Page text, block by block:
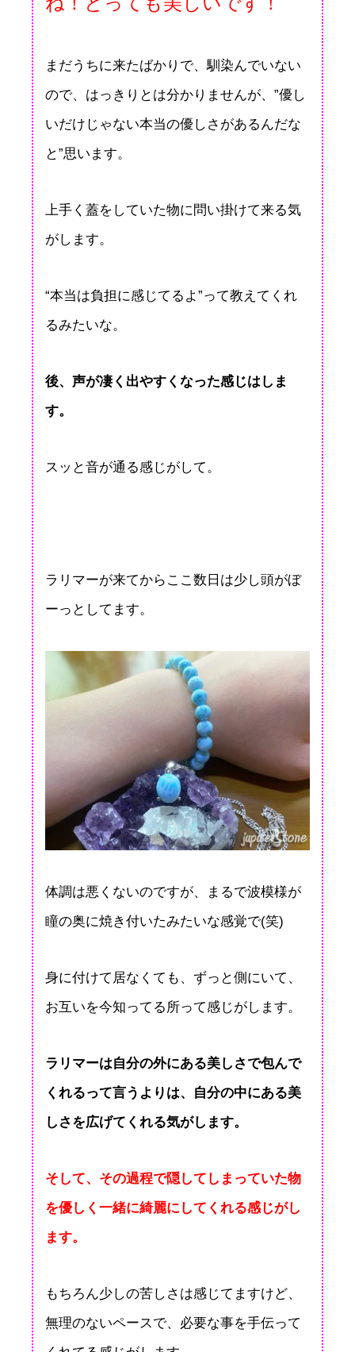
まだうちに来たばかりで、馴染んでいない
ので、はっきりとは分かりませんが、”優し
いだけじゃない本当の優しさがあるんだな
と”思います。
上手く蓋をしていた物に問い掛けて来る気
がします。
“本当は負担に感じてるよ”って教えてくれ
るみたいな。
後、声が凄く出やすくなった感じはしま
す。
スッと音が通る感じがして。
ラリマーが来てからここ数日は少し頭がぼ
ーっとしてます。
体調は悪くないのですが、まるで波模様が
瞳の奥に焼き付いたみたいな感覚で(笑)
身に付けて居なくても、ずっと側にいて、
お互いを今知ってる所って感じがします。
ラリマーは自分の外にある美しさで包んで
くれるって言うよりは、自分の中にある美
しさを広げてくれる気がします。
そして、その過程で隠してしまっていた物
を優しく一緒に綺麗にしてくれる感じがし
ます。
もちろん少しの苦しさは感じてますけど、
無理のないペースで、必要な事を手伝って